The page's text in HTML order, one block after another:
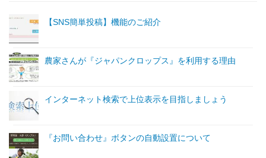
【SNS簡単投稿】機能のご紹介
農家さんが『ジャパンクロップス』を利用する理由
インターネット検索で上位表示を目指しましょう
『お問い合わせ』ボタンの自動設置について